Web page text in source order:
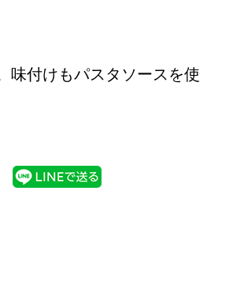
味付けもパスタソースを使